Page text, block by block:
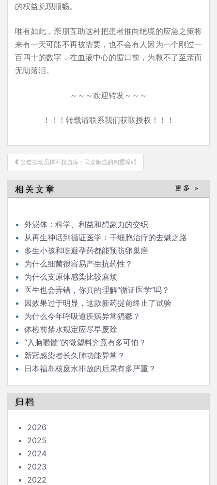
的权益兑现顺畅。
唯有如此，亲朋互助这种把患者推向绝境的应急之策将
来有一天可能不再被需要，也不会有人因为一个刚过一
百四十的数字，在血液中心的窗口前，为救不了至亲而
无助落泪。
～～～欢迎转发～～～
！！！转载请联系我们获取授权！！！
文
章
导
航
当道德动员撑不起血库：民众献血的四重障碍
相关文章 更多 »
外泌体：科学、利益和想象力的交织
从再生神话到循证医学：干细胞治疗的去魅之路
多生小孩和吃避孕药都能预防卵巢癌
为什么细菌很容易产生抗药性？
为什么支原体感染比较麻烦
医生也会弄错，你真的理解“循证医学”吗？
因效果过于明显，这款新药提前终止了试验
为什么今年呼吸道疾病异常猖獗？
体检前禁水规定应尽早废除
“入脑嚼髓”的微塑料究竟有多可怕？
新冠感染者长久肺功能异常？
日本福岛核废水排放的后果有多严重？
归档
2026
2025
2024
2023
2022